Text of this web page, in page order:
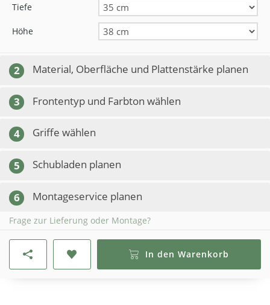
Tiefe
Höhe
2 Material, Oberfläche und Plattenstärke planen
3 Frontentyp und Farbton wählen
4 Griffe wählen
5 Schubladen planen
6 Montageservice planen
Frage zur Lieferung oder Montage?
In den Warenkorb